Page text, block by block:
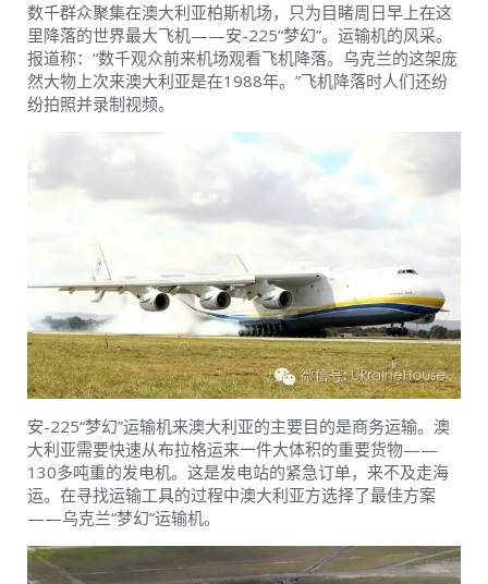
数千群众聚集在澳大利亚柏斯机场，只为目睹周日早上在这
里降落的世界最大飞机——安-225“梦幻”。 运输机的风采。
报道称：“数千观众前来机场观看飞机降落。乌克兰的这架庞
然大物上次来澳大利亚是在1988年。”飞机降落时人们还纷
纷拍照并录制视频。
安-225“梦幻”运输机来澳大利亚的主要目的是商务运输。澳
大利亚需要快速从布拉格运来一件大体积的重要货物——
130多吨重的发电机。这是发电站的紧急订单，来不及走海
运。在寻找运输工具的过程中澳大利亚方选择了最佳方案
——乌克兰“梦幻”运输机。